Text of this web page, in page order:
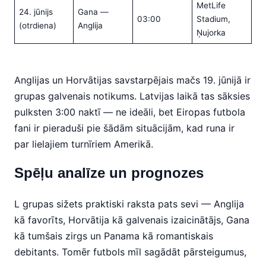
24. jūnijs
(otrdiena)
Gana —
Anglija
03:00
MetLife
Stadium,
Ņujorka
Anglijas un Horvātijas savstarpējais mačs 19. jūnijā ir
grupas galvenais notikums. Latvijas laikā tas sāksies
pulksten 3:00 naktī — ne ideāli, bet Eiropas futbola
fani ir pieraduši pie šādām situācijām, kad runa ir
par lielajiem turnīriem Amerikā.
Spēļu analīze un prognozes
L grupas sižets praktiski raksta pats sevi — Anglija
kā favorīts, Horvātija kā galvenais izaicinātājs, Gana
kā tumšais zirgs un Panama kā romantiskais
debitants. Tomēr futbols mīl sagādāt pārsteigumus,